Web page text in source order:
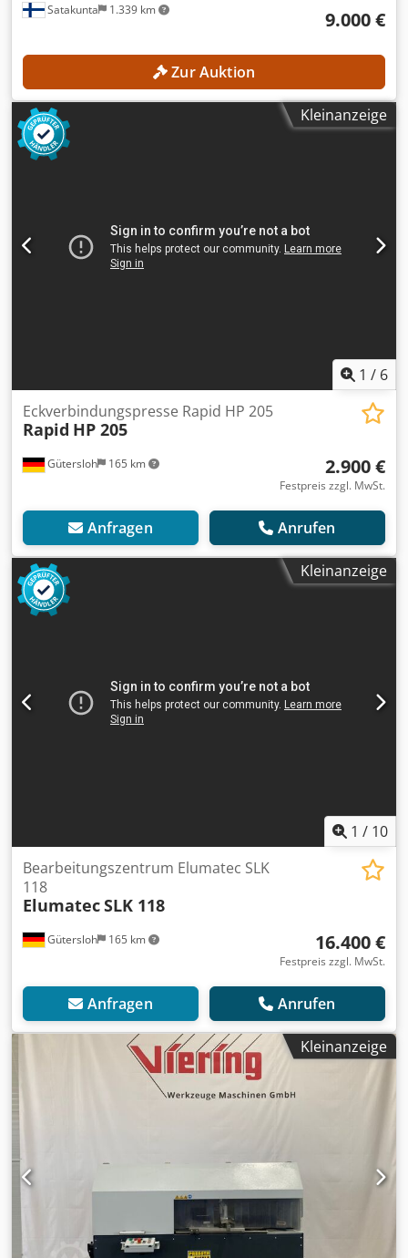
Satakunta 1.339 km 9.000 €
Zur Auktion
Kleinanzeige
1 / 6
Gütersloh 165 km
Eckverbindungspresse Rapid HP 205
Rapid HP 205
2.900 €
Festpreis zzgl. MwSt.
Anfragen Anrufen
Kleinanzeige
1 / 10
Gütersloh 165 km
Bearbeitungszentrum Elumatec SLK
118
ElumatecSLK 118
16.400 €
Festpreis zzgl. MwSt.
Anfragen Anrufen
Kleinanzeige